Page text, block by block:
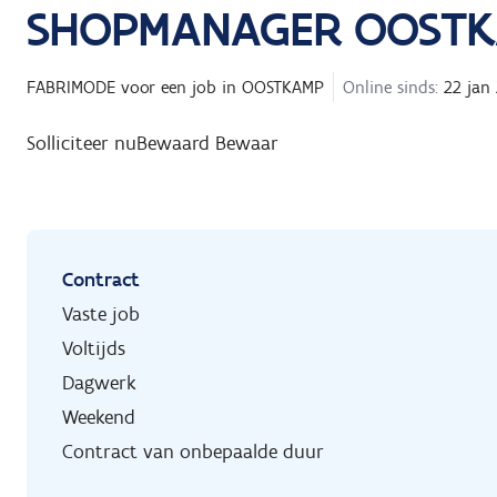
SHOPMANAGER
FABRIMODE voor een job in OOSTKAMP Online sinds: 22 jan
Solliciteer nuBewaard Bewaar
Contract
Vaste job
Voltijds
Dagwerk
Weekend
Contract van onbepaalde duur